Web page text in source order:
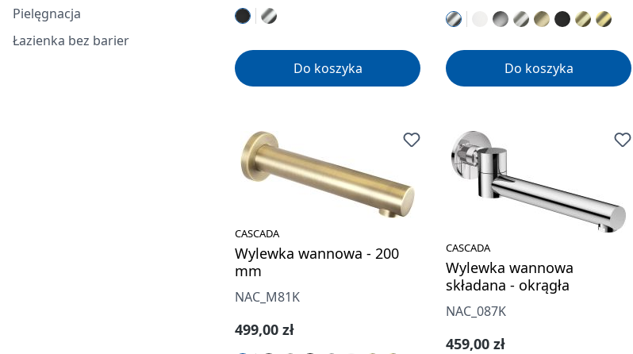
Pielęgnacja
Łazienka bez barier
Do koszyka Do koszyka
CASCADA
Wylewka wannowa - 200
mm
NAC_M81K
Cena regularna:
499,00 zł
CASCADA
Wylewka wannowa
składana - okrągła
NAC_087K
Cena regularna:
459,00 zł